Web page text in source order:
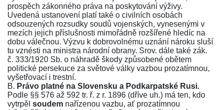
prospěch zákonného práva na poskytování výživy.
Uvedená ustanovení platí také o civilních osobách
odsouzených rozsudky soudů vojenských, vynesenými v
mezích jejich příslušnosti mimořádně rozšířené hledíc na
dobu válečnou. Výzvu k dobrovolnému uznání nároku sluší
tu vznésti na ministra národní obrany. Srov. dále také zák.
č. 333/1920 Sb. o náhradě škody způsobené obětem
politické persekuce za světové války vazbou prozatímnou,
vyšetřovací i trestní.
B. Právo platné na Slovensku a Podkarpatské Rusi.
Podle §§ 576 až 592 tr. ř. z r. 1896 (dříve uh.) má ten, kdo
vytrpěl soudem nařízenou vazbu, ať prozatímnou